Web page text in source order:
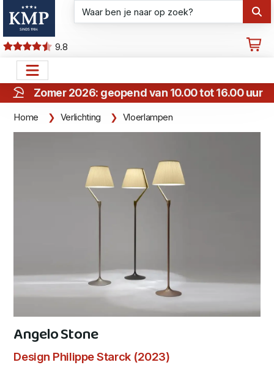
9.8
Zomer 2026: geopend van 10.00 tot 16.00 uur
Home Verlichting Vloerlampen
Angelo Stone
Design Philippe Starck (2023)